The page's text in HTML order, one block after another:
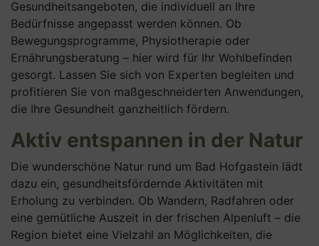
Gesundheitsangeboten, die individuell an Ihre
Bedürfnisse angepasst werden können. Ob
Bewegungsprogramme, Physiotherapie oder
Ernährungsberatung – hier wird für Ihr Wohlbefinden
gesorgt. Lassen Sie sich von Experten begleiten und
profitieren Sie von maßgeschneiderten Anwendungen,
die Ihre Gesundheit ganzheitlich fördern.
Aktiv entspannen in der Natur
Die wunderschöne Natur rund um Bad Hofgastein lädt
dazu ein, gesundheitsfördernde Aktivitäten mit
Erholung zu verbinden. Ob Wandern, Radfahren oder
eine gemütliche Auszeit in der frischen Alpenluft – die
Region bietet eine Vielzahl an Möglichkeiten, die